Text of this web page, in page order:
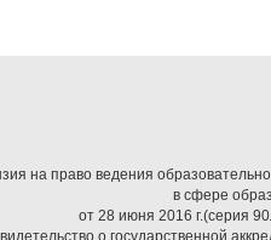
на право ведения
в сфере
от 28 июня 2016 г.(серия
о государственной